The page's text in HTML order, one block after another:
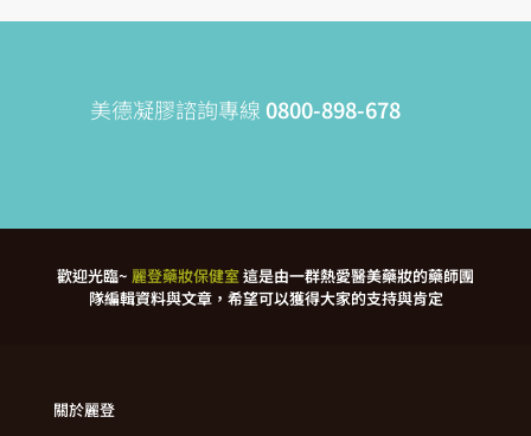
美德凝膠諮詢專線 0800-898-678
歡迎光臨~ 麗登藥妝保健室這是由一群熱愛醫美藥妝的藥師團
隊編輯資料與文章，希望可以獲得大家的支持與肯定
關於麗登